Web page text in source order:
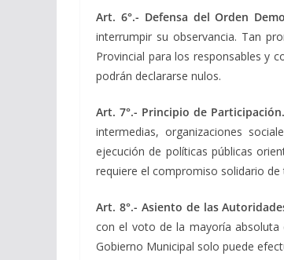
Art. 6°.- Defensa del Orden
interrumpir su observancia. Tan
Provincial para los responsables y
podrán declararse nulos.
Art. 7°.- Principio de
intermedias, organizaciones
ejecución de políticas públicas
requiere el compromiso solidario
Art. 8°.- Asiento de las
con el voto de la mayoría absoluta
Gobierno Municipal solo puede